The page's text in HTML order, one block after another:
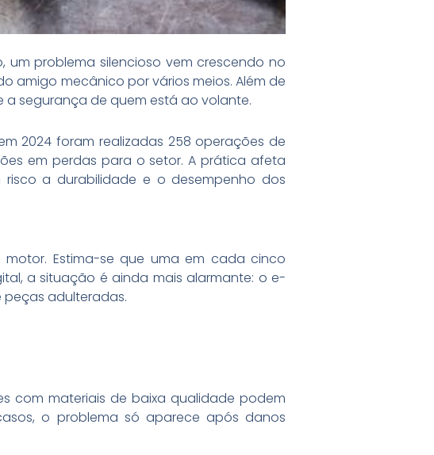
problema silencioso vem crescendo no
amigo mecânico por vários meios. Além de
a segurança de quem está ao volante.
2024 foram realizadas 258 operações de
em perdas para o setor. A prática afeta
a durabilidade e o desempenho dos
Estima-se que uma em cada cinco
a situação é ainda mais alarmante: o e-
peças adulteradas.
com materiais de baixa qualidade podem
o problema só aparece após danos